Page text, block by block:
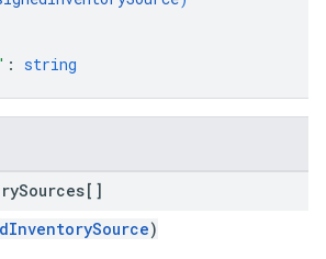
: string
Sources[]
)